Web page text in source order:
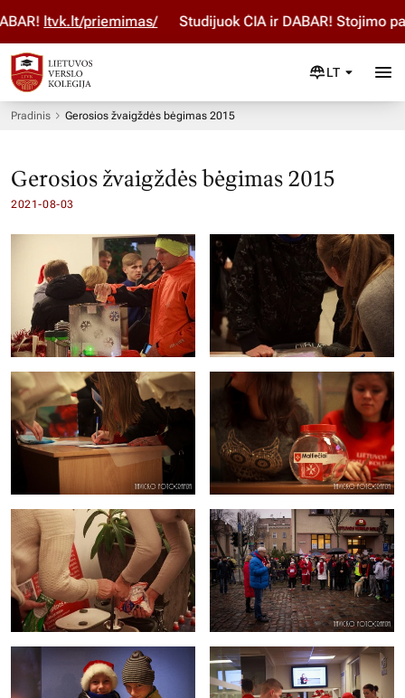
ltvk.lt/priemimas/ Studijuok ČIA ir DABAR! Stojimo
LT
Pradinis Gerosios žvaigždės bėgimas 2015
Gerosios žvaigždės bėgimas 2015
2021-08-03